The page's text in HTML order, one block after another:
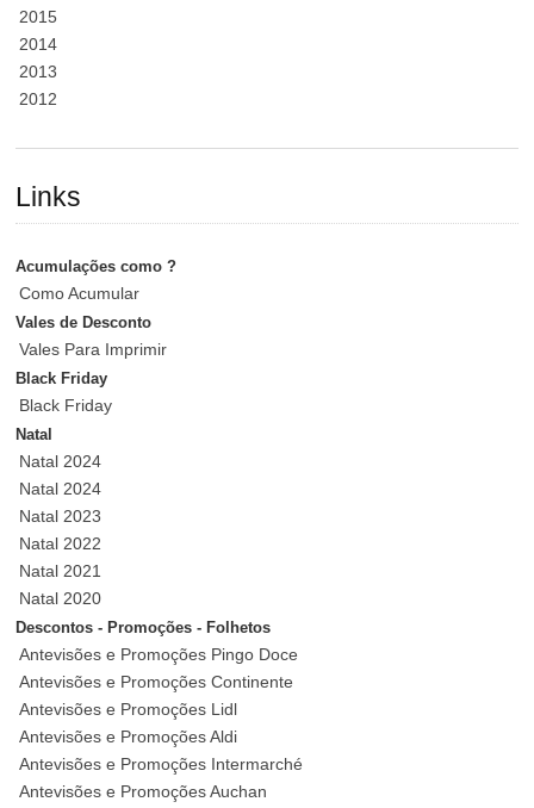
2015
2014
2013
2012
Links
Acumulações como ?
Como Acumular
Vales de Desconto
Vales Para Imprimir
Black Friday
Black Friday
Natal
Natal 2024
Natal 2024
Natal 2023
Natal 2022
Natal 2021
Natal 2020
Descontos - Promoções - Folhetos
Antevisões e Promoções Pingo Doce
Antevisões e Promoções Continente
Antevisões e Promoções Lidl
Antevisões e Promoções Aldi
Antevisões e Promoções Intermarché
Antevisões e Promoções Auchan